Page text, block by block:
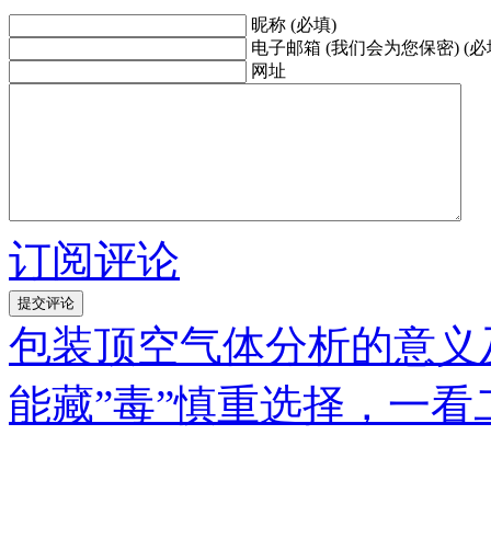
昵称 (必填)
电子邮箱 (我们会为您保密) (必
网址
订阅评论
包装顶空气体分析的意
能藏”毒”慎重选择，一看